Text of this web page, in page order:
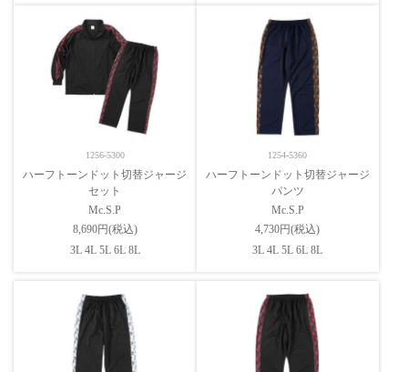
1256-5300
ハーフトーンドット切替ジャージ
セット
Mc.S.P
8,690円(税込)
3L 4L 5L 6L 8L
1254-5360
ハーフトーンドット切替ジャージ
パンツ
Mc.S.P
4,730円(税込)
3L 4L 5L 6L 8L